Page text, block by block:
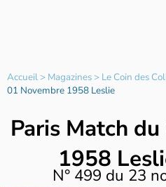
Accueil> Magazines> Le Coin des
01 Novembre 1958 Leslie
Paris Match
1958
N° 499 du 23